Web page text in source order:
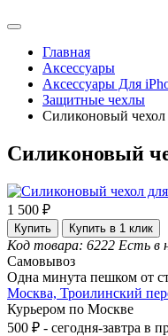
Главная
Аксессуары
Аксессуары Для
Защитные чехлы
Силиконовый
Силиконовый
1 500 ₽
Купить Купить в 1 клик
Код товара: 6222 Есть в
Самовывоз
Одна минута пешком от
Москва, Троилинский
Курьером по Москве
500 ₽ - сегодня-завтра в